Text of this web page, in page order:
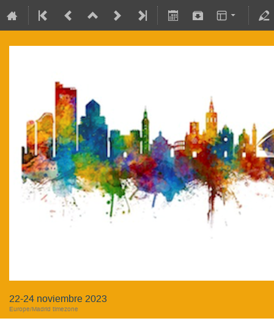
22-24 noviembre 2023
Europe/Madrid timezone